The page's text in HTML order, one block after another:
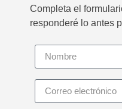
Completa el
responderé lo antes